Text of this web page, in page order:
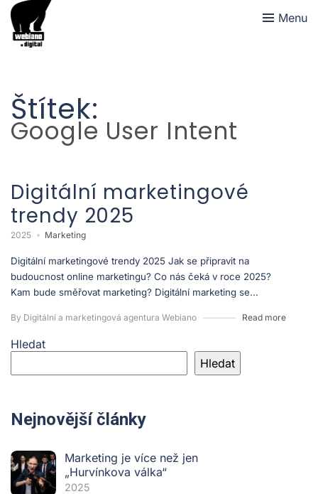
Menu
Štítek:
Google User Intent
Digitální marketingové
trendy 2025
2025 Marketing
Digitální marketingové trendy 2025 Jak se připravit na
budoucnost online marketingu? Co nás čeká v roce 2025?
Kam bude směřovat marketing? Digitální marketing se...
By Digitální a marketingová agentura Webiano Read more
Hledat
Hledat
Nejnovější články
Marketing je více než jen
„Hurvínkova válka“
2025